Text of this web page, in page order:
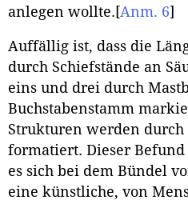
anlegen wollte. [Anm. 6]
Auffällig ist, dass die
durch Schiefstände an
eins und drei durch
Buchstabenstamm
Strukturen werden
formatiert. Dieser Befund
es sich bei dem Bündel
eine künstliche, von